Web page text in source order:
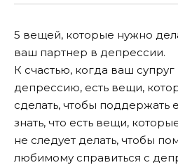
5 вещей, которые нужно
ваш партнер в депрессии.
К счастью, когда ваш
депрессию, есть вещи,
сделать, чтобы поддержать
знать, что есть вещи,
не следует делать, чтобы
любимому справиться с